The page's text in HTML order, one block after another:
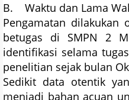
B. Waktu dan Lama
Pengamatan dilakukan
betugas di SMPN 2
identifikasi selama
penelitian sejak bulan
Sedikit data otentik
menjadi bahan acuan